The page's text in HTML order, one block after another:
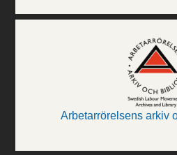
Arbetarrörelsens arkiv